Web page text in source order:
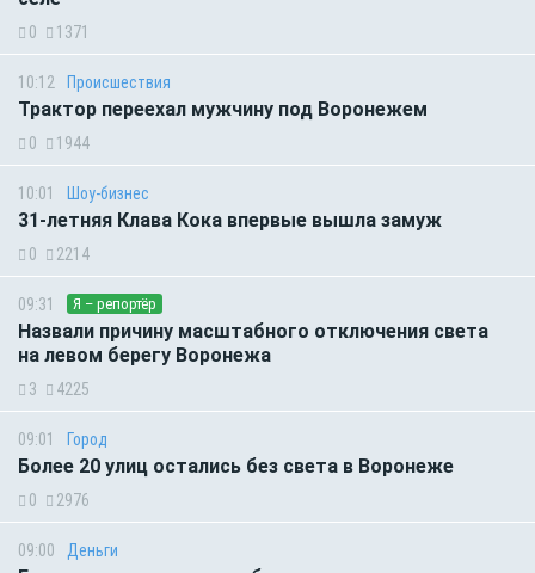
0 1371
10:12 Происшествия
Трактор переехал мужчину под Воронежем
0 1944
10:01 Шоу-бизнес
31-летняя Клава Кока впервые вышла замуж
0 2214
09:31 Я – репортёр
Назвали причину масштабного отключения света
на левом берегу Воронежа
3 4225
09:01 Город
Более 20 улиц остались без света в Воронеже
0 2976
09:00 Деньги